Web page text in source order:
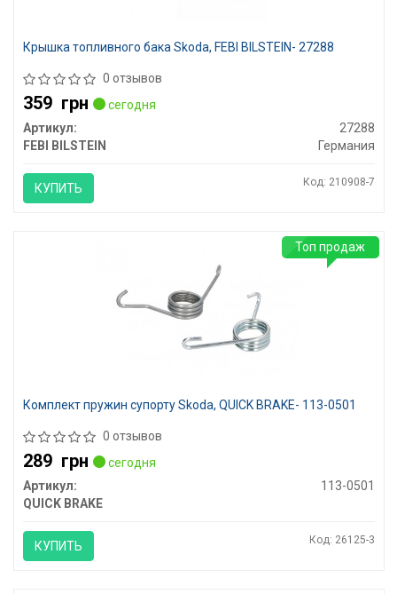
Крышка топливного бака Skoda, FEBI BILSTEIN- 27288
0 отзывов
359 грн
сегодня
Артикул:
27288
FEBI BILSTEIN
Германия
КУПИТЬ Код: 210908-7
Комплект пружин супорту Skoda, QUICK BRAKE- 113-0501
0 отзывов
289 грн
сегодня
Артикул:
113-0501
QUICK BRAKE
КУПИТЬ Код: 26125-3
Топ продаж